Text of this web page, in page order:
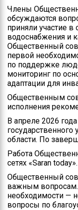
Члены
обсуждаются
приняли участие
водоснабжения и
Общественный
первой
по поддержке
мониторинг по
адаптации для
Общественным
исполнения
В апреле 2026
области. По
Работа
сетях «Saran todаy».
Общественный
важным вопросам.
необходимости —
вопросы по